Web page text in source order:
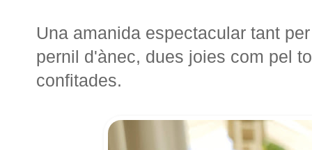
Una amanida espectacular tant
pernil d'ànec, dues joies com pel
confitades.